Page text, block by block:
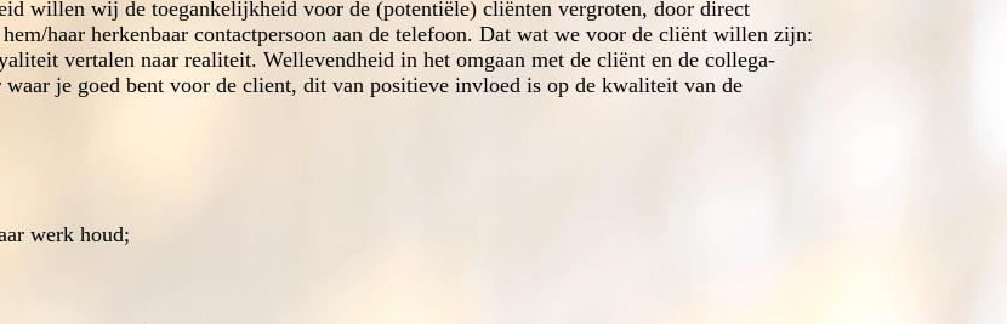
willen wij de toegankelijkheid voor de (potentiële) cliënten vergroten, door direct
haar herkenbaar contactpersoon aan de telefoon. Dat wat we voor de cliënt willen zijn:
vertalen naar realiteit. Wellevendheid in het omgaan met de cliënt en de collega-
je goed bent voor de client, dit van positieve invloed is op de kwaliteit van de
werk houd;